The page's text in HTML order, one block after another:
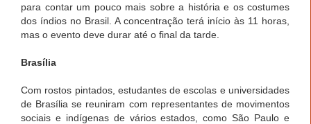
para contar um pouco mais sobre a história e os costumes
dos índios no Brasil. A concentração terá início às 11 horas,
mas o evento deve durar até o final da tarde.
Brasília
Com rostos pintados, estudantes de escolas e universidades
de Brasília se reuniram com representantes de movimentos
sociais e indígenas de vários estados, como São Paulo e